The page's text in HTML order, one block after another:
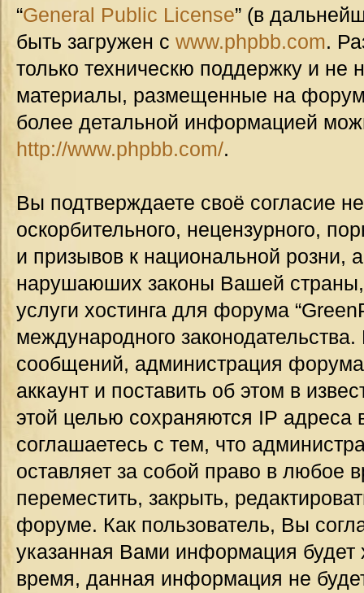
“General Public License” (в
быть загружен с www.phpbb.com.
только техническю поддержку и не
материалы, размещенные на
более детальной информацией
http://www.phpbb.com/.
Вы подтверждаете своё согласие
оскорбительного, нецензурного,
и призывов к национальной розни,
нарушаюших законы Вашей страны,
услуги хостинга для форума
международного
сообщений, администрация
аккаунт и поставить об этом в
этой целью сохраняются IP
соглашаетесь с тем, что
оставляет за собой право в любое
переместить, закрыть,
форуме. Как пользователь, Вы
указанная Вами информация будет
время, данная информация не